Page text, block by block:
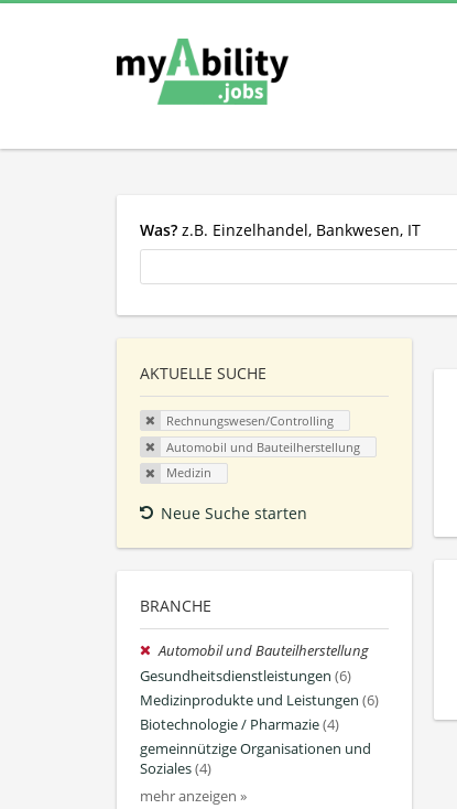
Was? z.B. Einzelhandel, Bankwesen, IT
AKTUELLE SUCHE
Rechnungswesen/Controlling
Automobil und Bauteilherstellung
Medizin
Neue Suche starten
BRANCHE
Automobil und Bauteilherstellung
Gesundheitsdienstleistungen (6)
Medizinprodukte und Leistungen (6)
Biotechnologie / Pharmazie(4)
gemeinnützige Organisationen und
Soziales(4)
mehr anzeigen »